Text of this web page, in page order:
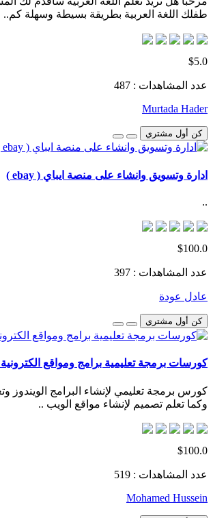
طفلك اللغة العربية بطريقة بسيطة وسهلة كم..
$5.0
عدد المشاهدات : 487
Murtada Hader
كن أول مشتري
ادارة وتسويق وانشاء على منصة ايباي ( ebay )
..
$100.0
عدد المشاهدات : 397
عادل عودة
كن أول مشتري
كورسات برمجة تعليمية برامج ومواقع الكترونية
كورس برمجة تعليمي لإنشاء البرامج الويندوز
وكما تعلم تصميم لإنشاء مواقع الويب ..
$100.0
عدد المشاهدات : 519
Mohamed Hussein